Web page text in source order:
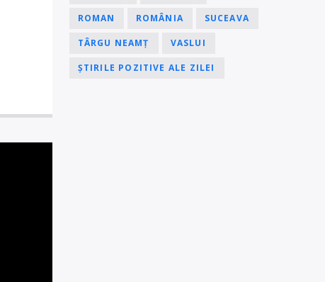
ROMAN ROMÂNIA SUCEAVA
TÂRGU NEAMȚ VASLUI
ȘTIRILE POZITIVE ALE ZILEI